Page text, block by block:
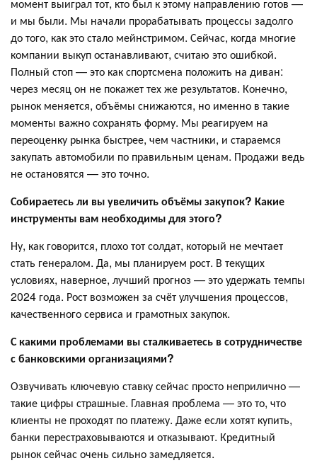
момент выиграл тот, кто был к этому направлению готов —
и мы были. Мы начали прорабатывать процессы задолго
до того, как это стало мейнстримом. Сейчас, когда многие
компании выкуп останавливают, считаю это ошибкой.
Полный стоп — это как спортсмена положить на диван:
через месяц он не покажет тех же результатов. Конечно,
рынок меняется, объёмы снижаются, но именно в такие
моменты важно сохранять форму. Мы реагируем на
переоценку рынка быстрее, чем частники, и стараемся
закупать автомобили по правильным ценам. Продажи ведь
не остановятся — это точно.
Собираетесь ли вы увеличить объёмы закупок? Какие
инструменты вам необходимы для этого?
Ну, как говорится, плохо тот солдат, который не мечтает
стать генералом. Да, мы планируем рост. В текущих
условиях, наверное, лучший прогноз — это удержать темпы
2024 года. Рост возможен за счёт улучшения процессов,
качественного сервиса и грамотных закупок.
С какими проблемами вы сталкиваетесь в сотрудничестве
с банковскими организациями?
Озвучивать ключевую ставку сейчас просто неприлично —
такие цифры страшные. Главная проблема — это то, что
клиенты не проходят по платежу. Даже если хотят купить,
банки перестраховываются и отказывают. Кредитный
рынок сейчас очень сильно замедляется.